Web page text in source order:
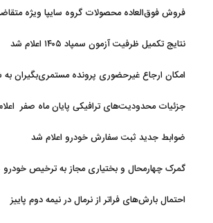
فروش فوق‌العاده محصولات گروه سایپا ویژه
نتایج تکمیل ظرفیت آزمون سمپاد ۱۴۰۵ اعلام شد
امکان ارجاع غیرحضوری پرونده مستمری‌بگیران
جزئیات محدودیت‌های ترافیکی پایان ماه صفر
ضوابط جدید ثبت سفارش خودرو اعلام شد
گمرک چهارمحال و بختیاری مجاز به ترخیص
احتمال بارش‌های فراتر از نرمال در نیمه دوم پاییز